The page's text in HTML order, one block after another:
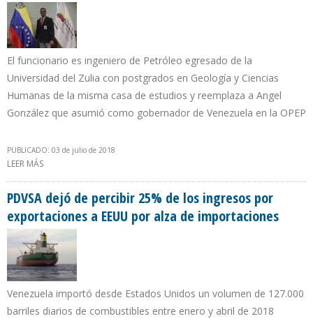
El funcionario es ingeniero de Petróleo egresado de la
Universidad del Zulia con postgrados en Geología y Ciencias
Humanas de la misma casa de estudios y reemplaza a Angel
González que asumió como gobernador de Venezuela en la OPEP
PUBLICADO: 03 de julio de 2018
LEER MÁS
PDVSA dejó de percibir 25% de los ingresos por
exportaciones a EEUU por alza de importaciones
Venezuela importó desde Estados Unidos un volumen de 127.000
barriles diarios de combustibles entre enero y abril de 2018